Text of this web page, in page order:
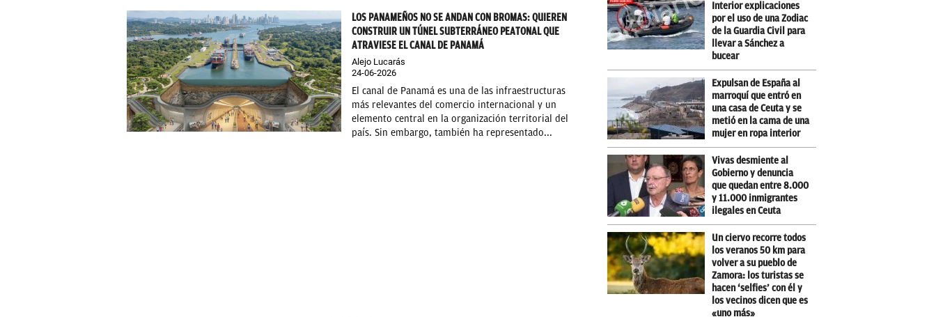
LOS PANAMEÑOS NO SE ANDAN CON BROMAS: QUIEREN
CONSTRUIR UN TÚNEL SUBTERRÁNEO PEATONAL QUE
ATRAVIESE EL CANAL DE PANAMÁ
Alejo Lucarás
24-06-2026
El canal de Panamá es una de las infraestructuras
más relevantes del comercio internacional y un
elemento central en la organización territorial del
país. Sin embargo, también ha representado...
Interior explicaciones
por el uso de una Zodiac
de la Guardia Civil para
llevar a Sánchez a
bucear
Expulsan de España al
marroquí que entró en
una casa de Ceuta y se
metió en la cama de una
mujer en ropa interior
Vivas desmiente al
Gobierno y denuncia
que quedan entre 8.000
y 11.000 inmigrantes
ilegales en Ceuta
Un ciervo recorre todos
los veranos 50 km para
volver a su pueblo de
Zamora: los turistas se
hacen ‘selfies’ con él y
los vecinos dicen que es
«uno más»